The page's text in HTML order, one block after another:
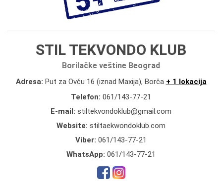
STIL TEKVONDO KLUB
Borilačke veštine Beograd
Adresa: Put za Ovču 16 (iznad Maxija), Borča + 1 lokacija
Telefon: 061/143-77-21
E-mail: stiltekvondoklub@gmail.com
Website: stiltaekwondoklub.com
Viber: 061/143-77-21
WhatsApp: 061/143-77-21